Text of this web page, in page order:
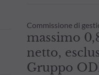
Commissione di
massimo
netto,
Gruppo